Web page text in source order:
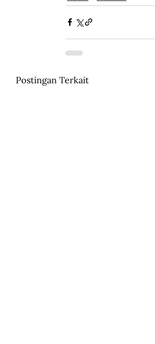
Postingan Terkait